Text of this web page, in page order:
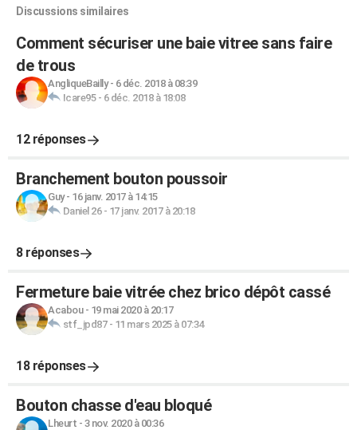
Discussions similaires
Comment sécuriser une baie vitree sans faire
de trous
AngliqueBailly- 6 déc. 2018 à 08:39
Icare95- 6 déc. 2018 à 18:08
12 réponses
Branchement bouton poussoir
Guy- 16 janv. 2017 à 14:15
Daniel 26- 17 janv. 2017 à 20:18
8 réponses
Fermeture baie vitrée chez brico dépôt cassé
Acabou- 19 mai 2020 à 20:17
stf_jpd87- 11 mars 2025 à 07:34
18 réponses
Bouton chasse d'eau bloqué
Lheurt - 3 nov. 2020 à 00:36